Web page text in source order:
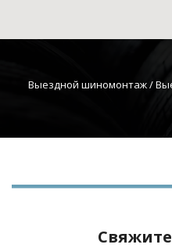
Выездной шиномонтаж /